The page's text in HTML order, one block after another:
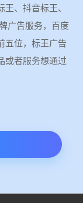
、抖音标王、
广告服务，百度
五位，标王广告
或者服务想通过